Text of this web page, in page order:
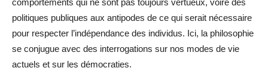
comportements qui ne sont pas toujours vertueux, voire des
politiques publiques aux antipodes de ce qui serait nécessaire
pour respecter l’indépendance des individus. Ici, la philosophie
se conjugue avec des interrogations sur nos modes de vie
actuels et sur les démocraties.